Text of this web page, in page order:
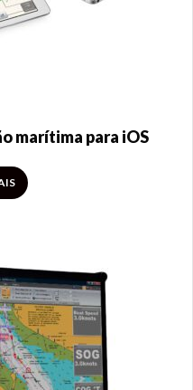
marítima para iOS